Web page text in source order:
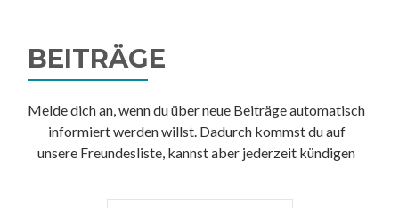
BEITRÄGE
Melde dich an, wenn du über neue Beiträge automatisch
informiert werden willst. Dadurch kommst du auf
unsere Freundesliste, kannst aber jederzeit kündigen